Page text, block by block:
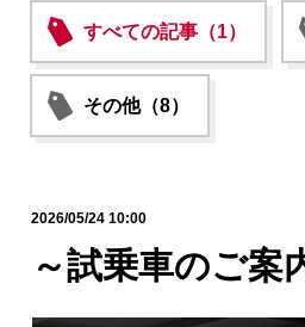
すべての記事（1）
その他（8）
2026/05/24 10:00
～試乗車のご案